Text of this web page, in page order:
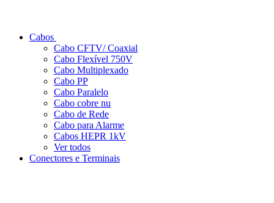
Cabos
Cabo CFTV/ Coaxial
Cabo Flexível 750V
Cabo Multiplexado
Cabo PP
Cabo Paralelo
Cabo cobre nu
Cabo de Rede
Cabo para Alarme
Cabos HEPR 1kV
Ver todos
Conectores e Terminais